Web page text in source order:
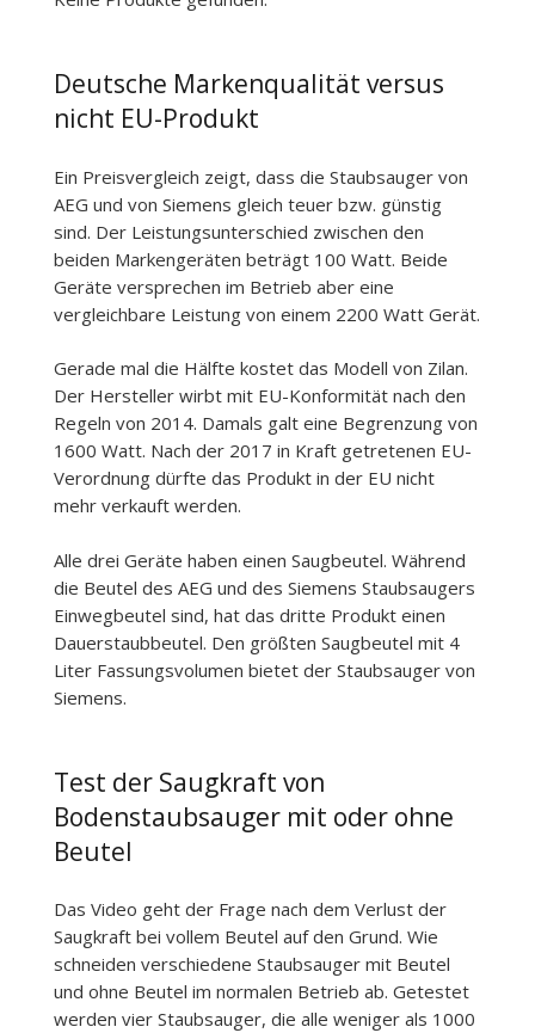
Deutsche Markenqualität versus
nicht EU-Produkt
Ein Preisvergleich zeigt, dass die Staubsauger von
AEG und von Siemens gleich teuer bzw. günstig
sind. Der Leistungsunterschied zwischen den
beiden Markengeräten beträgt 100 Watt. Beide
Geräte versprechen im Betrieb aber eine
vergleichbare Leistung von einem 2200 Watt Gerät.
Gerade mal die Hälfte kostet das Modell von Zilan.
Der Hersteller wirbt mit EU-Konformität nach den
Regeln von 2014. Damals galt eine Begrenzung von
1600 Watt. Nach der 2017 in Kraft getretenen EU-
Verordnung dürfte das Produkt in der EU nicht
mehr verkauft werden.
Alle drei Geräte haben einen Saugbeutel. Während
die Beutel des AEG und des Siemens Staubsaugers
Einwegbeutel sind, hat das dritte Produkt einen
Dauerstaubbeutel. Den größten Saugbeutel mit 4
Liter Fassungsvolumen bietet der Staubsauger von
Siemens.
Test der Saugkraft von
Bodenstaubsauger mit oder ohne
Beutel
Das Video geht der Frage nach dem Verlust der
Saugkraft bei vollem Beutel auf den Grund. Wie
schneiden verschiedene Staubsauger mit Beutel
und ohne Beutel im normalen Betrieb ab. Getestet
werden vier Staubsauger, die alle weniger als 1000